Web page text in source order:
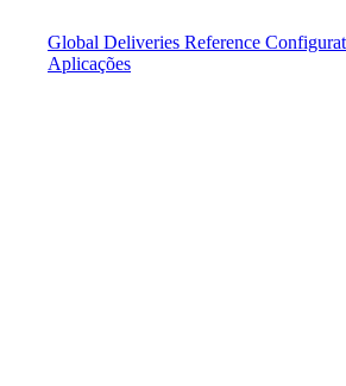
Global Deliveries Reference
Aplicações